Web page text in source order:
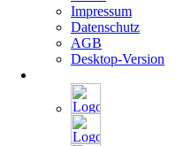
Impressum
Datenschutz
AGB
Desktop-Version